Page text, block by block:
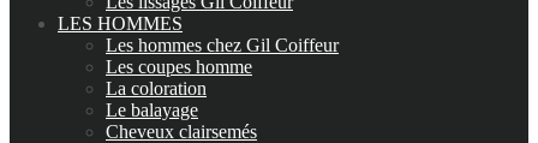
LES HOMMES
Les hommes chez Gil Coiffeur
Les coupes homme
La coloration
Le balayage
Cheveux clairsemés